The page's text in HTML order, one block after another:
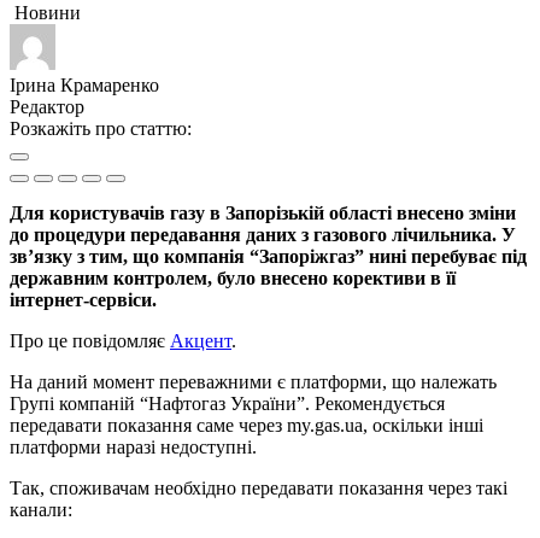
Новини
Ірина Крамаренко
Редактор
Розкажіть про статтю:
Для користувачів газу в Запорізькій області внесено зміни
до процедури передавання даних з газового лічильника. У
зв’язку з тим, що компанія “Запоріжгаз” нині перебуває під
державним контролем, було внесено корективи в її
інтернет-сервіси.
Про це повідомляє Акцент.
На даний момент переважними є платформи, що належать
Групі компаній “Нафтогаз України”. Рекомендується
передавати показання саме через my.gas.ua, оскільки інші
платформи наразі недоступні.
Так, споживачам необхідно передавати показання через такі
канали: